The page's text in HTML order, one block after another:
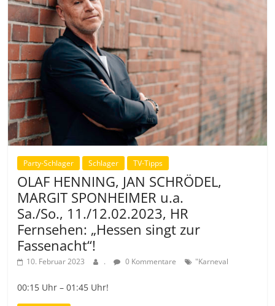
Party-Schlager Schlager TV-Tipps
OLAF HENNING, JAN SCHRÖDEL,
MARGIT SPONHEIMER u.a.
Sa./So., 11./12.02.2023, HR
Fernsehen: „Hessen singt zur
Fassenacht“!
10. Februar 2023 . 0 Kommentare "Karneval
00:15 Uhr – 01:45 Uhr!